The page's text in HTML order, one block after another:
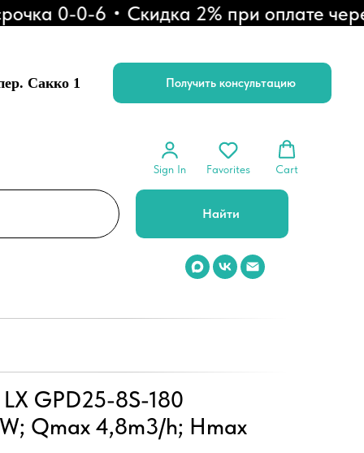
0-0-6 Скидка 2% при оплате через
Сакко 1 Получить консультацию
Sign In Favorites Cart
Найти
GPD25-8S-180
Qmax 4,8m3/h; Hmax